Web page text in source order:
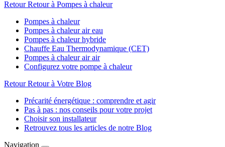
Retour Retour à Pompes à chaleur
Pompes à chaleur
Pompes à chaleur air eau
Pompes à chaleur hybride
Chauffe Eau Thermodynamique (CET)
Pompes à chaleur air air
Configurez votre pompe à chaleur
Retour Retour à Votre Blog
Précarité énergétique : comprendre et agir
Pas à pas : nos conseils pour votre projet
Choisir son installateur
Retrouvez tous les articles de notre Blog
Navigation